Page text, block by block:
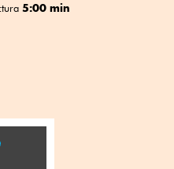
5:00 min